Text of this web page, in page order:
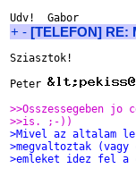
+ - [TELEFON] RE:
Sziasztok!
Peter
>>Osszessegeben
>>is. ;-))
>Mivel az altalam
>megvaltoztak
>emleket idez fel a